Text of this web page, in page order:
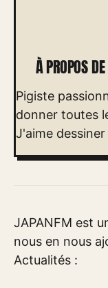
À PROPOS
Pigiste
donner toutes
J'aime
JAPANFM est
nous en nous
Actualités :